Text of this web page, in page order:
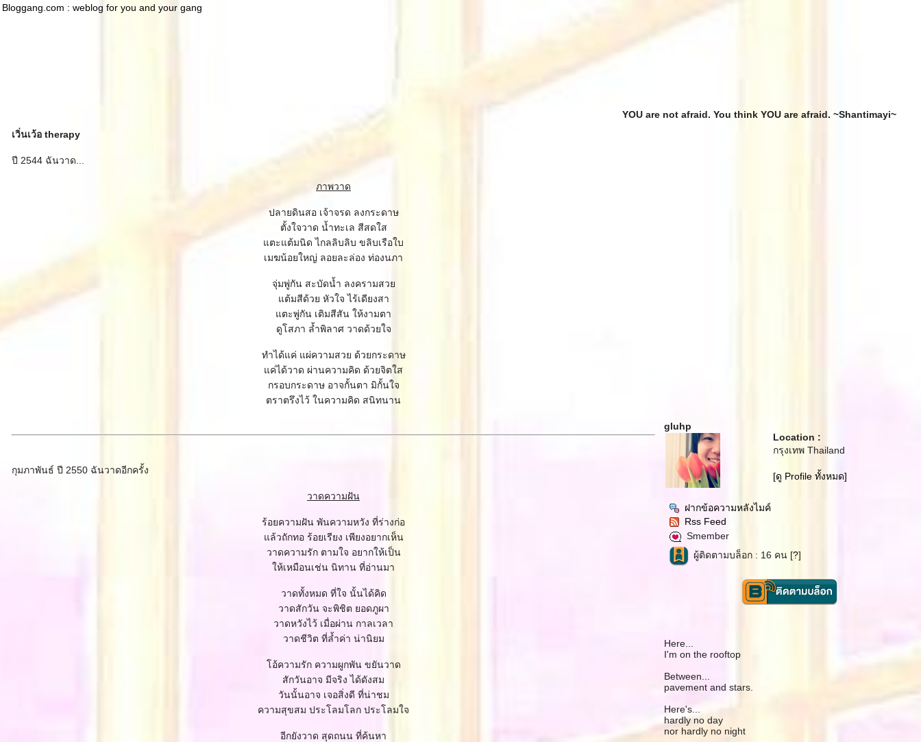
Bloggang.com : weblog for you and your gang
YOU are not afraid. You think YOU are afraid. ~Shantimayi~
เวิ่นเว้อ therapy
ปี 2544 ฉันวาด...
ภาพวาด
ปลายดินสอ เจ้าจรด ลงกระดาษ
ตั้งใจวาด น้ำทะเล สีสดใส
ตะแต้มนิด ไกลลิบลิบ ขลิบเรือใบ
เมฆน้อยใหญ่ ลอยละล่อง ท่องนภา
จุ่มพู่กัน สะบัดน้ำ ลงครามสว
ต้มสีด้วย หัวใจ ไร้เดียงสา
ตะพู่กัน เติมสีสัน ให้งามตา
ดูโสภา ล้ำพิลาศ วาดด้วยใจ
ทำได้แค่ แผ่ความสวย ด้วยกระดาษ
ค่ได้วาด ผ่านความคิด ด้วยจิตใส
กรอบกระดาษ อาจกั้นตา มิกั้นใจ
ตราตรึงไว้ ในความคิด สนิทนาน
กุมภาพันธ์ ปี 2550 ฉันวาดอีกครั้ง
วาดความฝัน
ร้อยความฝัน พันความหวัง ที่ร่างก่อ
ล้วถักทอ ร้อยเรียง เพียงอยากเห็น
วาดความรัก ตามใจ อยากให้เป็น
ห้เหมือนเช่น นิทาน ที่อ่านมา
วาดทั้งหมด ที่ใจ นั้นได้คิด
วาดสักวัน จะพิชิต ยอดภูผา
วาดหวังไว้ เมื่อผ่าน กาลเวลา
วาดชีวิต ที่ล้ำค่า น่านิยม
อ้ความรัก ความผูกพัน ขยันวาด
สักวันอาจ มีจริง ได้ดังสม
วันนั้นอาจ เจอสิ่งดี ที่น่าชม
ความสุขสม ประโลมโลก ประโลมใจ
อีกยังวาด สุดถนน ที่ค้นหา
gluhp
Location :
กรุงเทพ Thailand
[ดู Profile ทั้งหมด]
ฝากข้อความหลังไมค์
Rss Feed
Smember
ผู้ติดตามบล็อก : 16 คน [?]
Here...
I'm on the rooftop
Between...
pavement and stars.
Here's...
hardly no day
nor hardly no night